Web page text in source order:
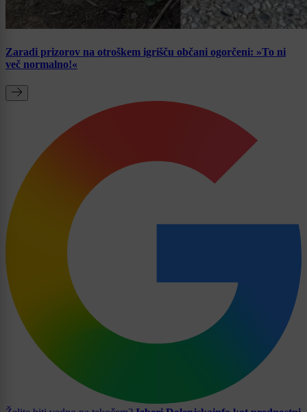
Zaradi prizorov na otroškem igrišču občani ogorčeni: »To ni
več normalno!«